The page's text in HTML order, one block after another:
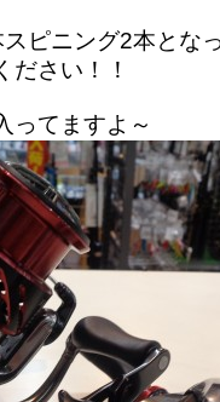
ピニング2本とな
ださい！！
ってますよ～